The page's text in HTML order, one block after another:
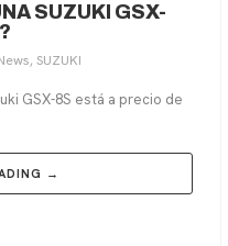
SUZUKI GSX-
, SUZUKI
GSX-8S está a precio de
→